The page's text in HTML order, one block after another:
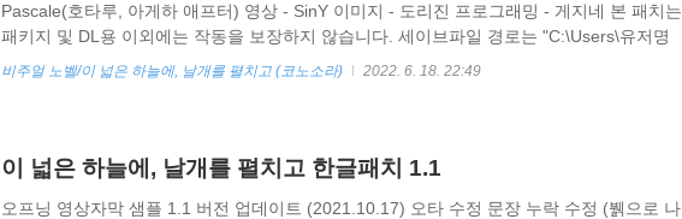
Pascale(호타루, 아게하 애프터) 영상 - SinY 이미지 - 도리진 프로그래밍 - 게지네 본 패치는
패키지 및 DL용 이외에는 작동을 보장하지 않습니다. 세이브파일 경로는 "C:\Users\유저명
\Saved Games\WillPlus\이 넓은 하늘에, 날개를 펼치고 FLIGHT DIARY" 입니다 패치 다운로
비주얼 노벨/이 넓은 하늘에, 날개를 펼치고 (코노소라) 2022. 6. 18. 22:49
이 넓은 하늘에, 날개를 펼치고 한글패치 1.1
오프닝 영상자막 샘플 1.1 버전 업데이트 (2021.10.17) 오타 수정 문장 누락 수정 (뷁으로 나